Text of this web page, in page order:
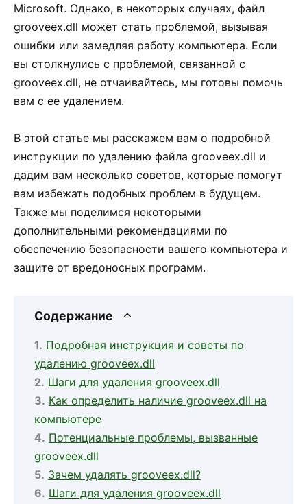
Microsoft. Однако, в некоторых случаях, файл
grooveex.dll может стать проблемой, вызывая
ошибки или замедляя работу компьютера. Если
вы столкнулись с проблемой, связанной с
grooveex.dll, не отчаивайтесь, мы готовы помочь
вам с ее удалением.
В этой статье мы расскажем вам о подробной
инструкции по удалению файла grooveex.dll и
дадим вам несколько советов, которые помогут
вам избежать подобных проблем в будущем.
Также мы поделимся некоторыми
дополнительными рекомендациями по
обеспечению безопасности вашего компьютера и
защите от вредоносных программ.
Содержание
Подробная инструкция и советы по
удалению grooveex.dll
Шаги для удаления grooveex.dll
Как определить наличие grooveex.dll на
компьютере
Потенциальные проблемы, вызванные
grooveex.dll
Зачем удалять grooveex.dll?
Шаги для удаления grooveex.dll